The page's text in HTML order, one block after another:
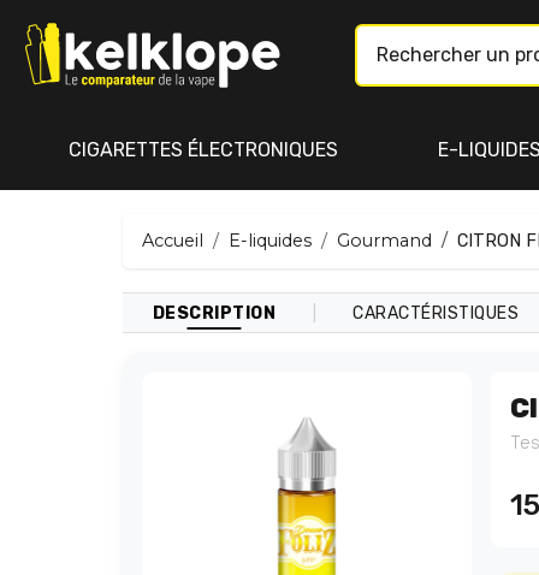
CIGARETTES ÉLECTRONIQUES E-
Accueil E-liquides Gourmand CITRON
DESCRIPTION CARACTÉRISTIQUES